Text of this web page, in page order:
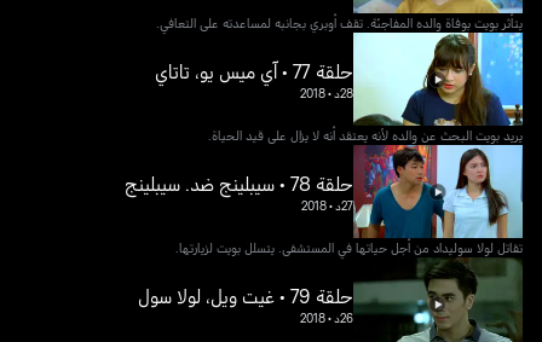
يتأثر بويت بوفاة والده المفاجئة. تقف أوبري بجانبه لمساعدته على التعافي.
حلقة 77 • آي ميس يو، تاتاي
28د •
2018
يريد بويت البحث عن والده لأنه يعتقد أنه لا يزال على قيد الحياة.
حلقة 78 • سيبلينج ضد. سيبلينج
27د •
2018
تقاتل لولا سوليداد من أجل حياتها في المستشفى. يتسلل بويت لزيارتها.
حلقة 79 • غيت ويل، لولا سول
26د •
2018